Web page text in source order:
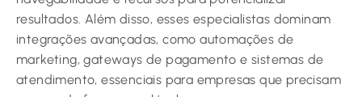
resultados. Além disso, esses especialistas dominam
integrações avançadas, como automações de
marketing, gateways de pagamento e sistemas de
atendimento, essenciais para empresas que precisam